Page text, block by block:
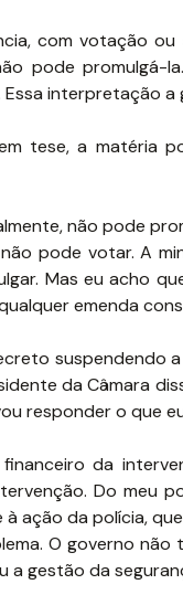
com votação
pode promulgá-
interpretação
tese, a matéria
não pode
pode votar. A
Mas eu acho
emenda
suspendendo
da Câmara
responder o que
da
Do
ação da polícia,
O governo
gestão da